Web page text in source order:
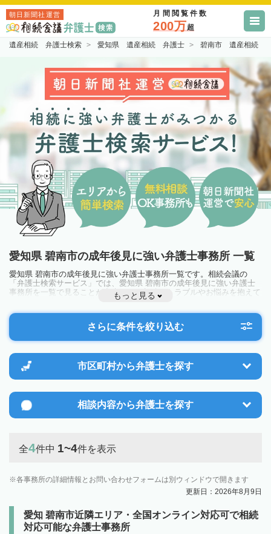
朝日新聞社運営 月間閲覧件数
200万超
遺産相続 弁護士検索 愛知県 遺産相続 弁護士 碧南市 遺産相続
愛知県 碧南市の成年後見に強い弁護士事務所 一覧
愛知県 碧南市の成年後見に強い弁護士事務所一覧です。相続会議の
「弁護士検索サービス」では、愛知県 碧南市の成年後見に強い弁護士
事務所を一覧で見ることが出来ます。相続のトラブルやお悩みを抱えて
いる方は一度近隣の弁護士に相談してみましょう。
もっと見る
さらに条件を絞り込む
市区町村から弁護士を探す
相談内容から弁護士を探す
全4件中 1~4件を表示
各事務所の詳細情報とお問い合わせフォームは別ウィンドウで開きます
更新日：2026年8月9日
愛知 碧南市近隣エリア・全国オンライン対応可で相続
対応可能な弁護士事務所